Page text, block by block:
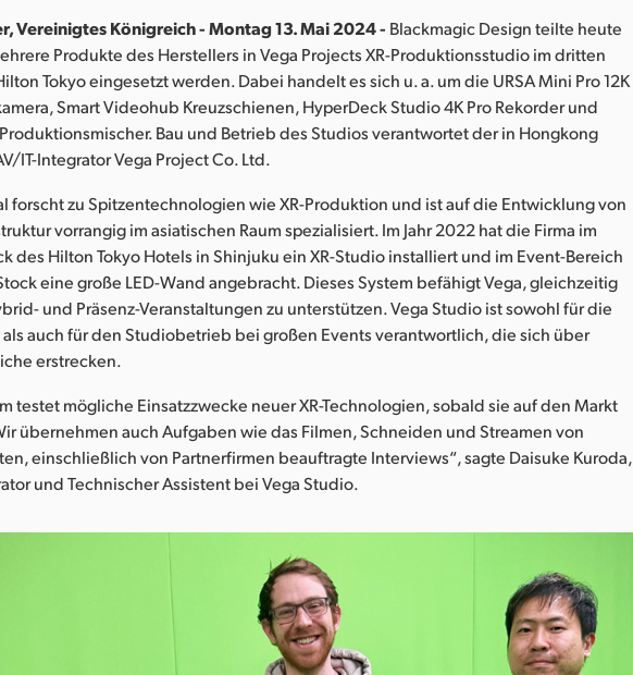
Vereinigtes Königreich - Montag 13. Mai 2024 - Blackmagic Design teilte heute
Produkte des Herstellers in Vega Projects XR-Produktionsstudio im dritten
Tokyo eingesetzt werden. Dabei handelt es sich u. a. um die URSA Mini Pro 12K
Smart Videohub Kreuzschienen, HyperDeck Studio 4K Pro Rekorder und
Bau und Betrieb des Studios verantwortet der in Hongkong
IT-Integrator Vega Project Co. Ltd.
forscht zu Spitzentechnologien wie XR-Produktion und ist auf die Entwicklung von
vorrangig im asiatischen Raum spezialisiert. Im Jahr 2022 hat die Firma im
des Hilton Tokyo Hotels in Shinjuku ein XR-Studio installiert und im Event-Bereich
eine große LED-Wand angebracht. Dieses System befähigt Vega, gleichzeitig
und Präsenz-Veranstaltungen zu unterstützen. Vega Studio ist sowohl für die
auch für den Studiobetrieb bei großen Events verantwortlich, die sich über
erstrecken.
testet mögliche Einsatzzwecke neuer XR-Technologien, sobald sie auf den Markt
übernehmen auch Aufgaben wie das Filmen, Schneiden und Streamen von
einschließlich von Partnerfirmen beauftragte Interviews“, sagte Daisuke Kuroda,
und Technischer Assistent bei Vega Studio.